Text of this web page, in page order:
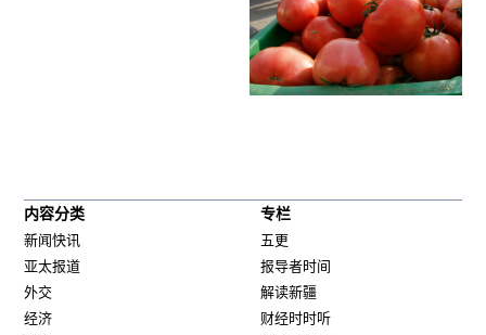
内容分类
新闻快讯
亚太报道
外交
经济
专栏
五更
报导者时间
解读新疆
财经时时听